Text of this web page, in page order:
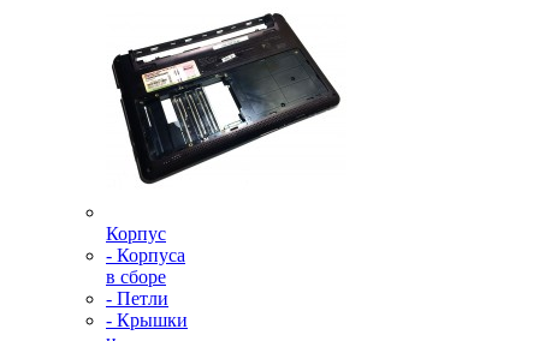
Корпус
- Корпуса
в сборе
- Петли
- Крышки